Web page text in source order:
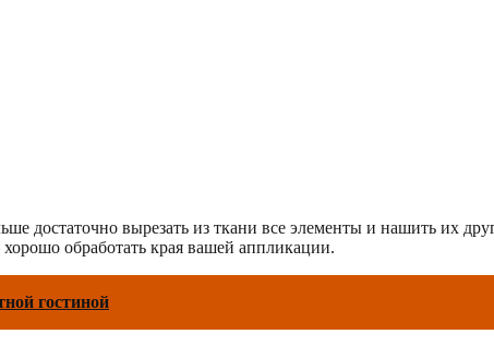
достаточно вырезать из ткани все элементы и нашить их
обработать края вашей аппликации.
гостиной